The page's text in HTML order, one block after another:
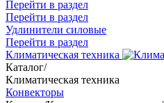
Перейти в раздел
Перейти в раздел
Удлинители силовые
Перейти в раздел
Климатическая техника
Каталог/
Климатическая техника
Конвекторы